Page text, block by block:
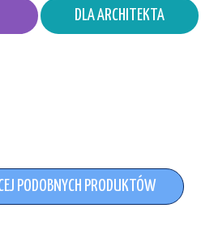
PODOBNYCH PRODUKTÓW
DLA ARCHITEKTA